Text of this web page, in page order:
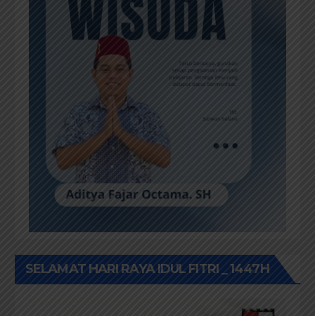
SELAMAT HARI RAYA IDUL FITRI _ 1447H